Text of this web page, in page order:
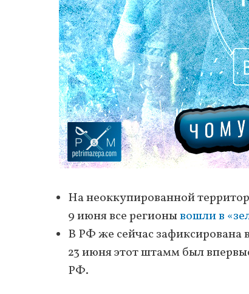
На неоккупированной
9 июня все регионывошли в
В РФ же сейчас
23 июня этот штамм был
РФ.